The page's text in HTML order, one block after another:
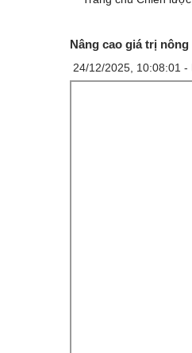
Nâng cao giá trị
24/12/2025, 10:08:01 -